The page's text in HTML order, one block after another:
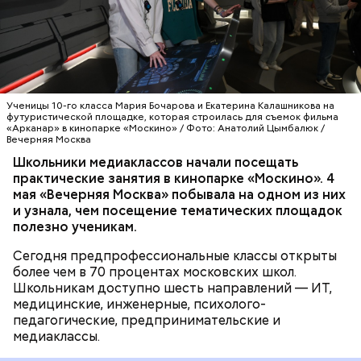
Ученицы 10-го класса Мария Бочарова и Екатерина Калашникова на
футуристической площадке, которая строилась для съемок фильма
«Арканар» в кинопарке «Москино» / Фото: Анатолий Цымбалюк /
Вечерняя Москва
Школьники медиаклассов начали посещать
практические занятия в кинопарке «Москино». 4
мая «Вечерняя Москва» побывала на одном из них
и узнала, чем посещение тематических площадок
полезно ученикам.
Сегодня предпрофессиональные классы открыты
более чем в 70 процентах московских школ.
Школьникам доступно шесть направлений — ИТ,
медицинские, инженерные, психолого-
педагогические, предпринимательские и
медиаклассы.
— Мы более десяти лет развиваем
предпрофессиональные классы, чтобы школьники
еще во время учебы могли получить первый
практический опыт и осознанно выбрать будущую
профессию, — отметила заместитель мэра Москвы
по вопросам социального развития Анастасия
Ракова. — Речь идет о полноценном погружении:
ребята работают на реальных площадках вместе с
действующими специалистами из интересующей
их сферы. Одно из направлений
предпрофессионального образования —
медиаклассы, в которых сегодня учатся более
шести тысяч школьников.
«Москино», где, помимо школьников, практику
проходят и студенты киноколледжей. Здесь они
знакомятся с основами кинопроизводства.
МОЛОДЕЖЬ ОБРАЗОВАНИЕ
МОСКВА
ШКОЛЫ
МОСКИНО
инфраструктуры ведется под надзором
специалистов Мосгосстройнадзора.
контрольно-надзорных мероприятий. Инспекторы
Комитета оценивали соответствие выполненных
работ и применяемых материалов требованиям
проектной документации и утвержденным
архитектурно-градостроительным решениям. Это
гарантирует качество и безопасность зданий при
их дальнейшей эксплуатации.